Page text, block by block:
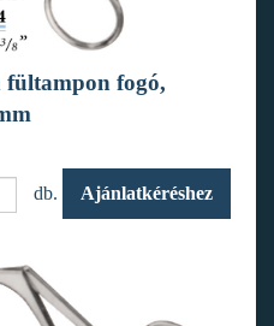
fogó,
db. Ajánlatkéréshez